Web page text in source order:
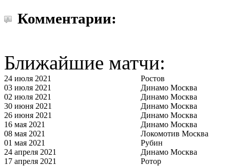
Комментарии:
Ближайшие матчи:
24 июля 2021
Ростов
03 июля 2021
Динамо Москва
02 июля 2021
Динамо Москва
30 июня 2021
Динамо Москва
26 июня 2021
Динамо Москва
16 мая 2021
Динамо Москва
08 мая 2021
Локомотив Москва
01 мая 2021
Рубин
24 апреля 2021
Динамо Москва
17 апреля 2021
Ротор